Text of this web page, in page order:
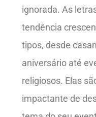
ignorada. As
tendência
tipos, desde
aniversário até
religiosos. Elas
impactante de